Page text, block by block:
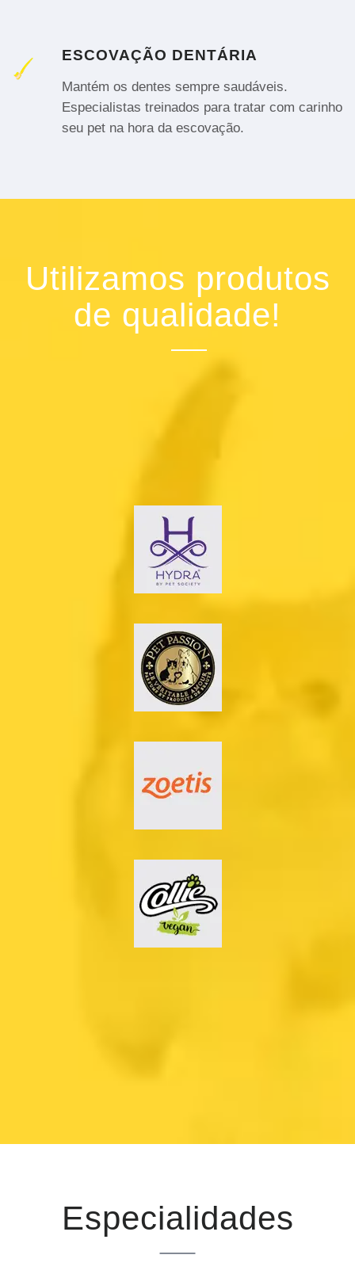
ESCOVAÇÃO DENTÁRIA
Mantém os dentes sempre saudáveis.
Especialistas treinados para tratar com carinho
seu pet na hora da escovação.
Utilizamos produtos
de qualidade!
Especialidades